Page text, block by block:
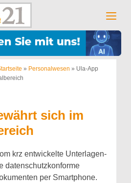
» Personalwesen » Ula-App
sich im
krz entwickelte Unterlagen-
datenschutzkonforme
per Smartphone.